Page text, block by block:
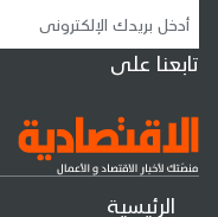
الرئيسية
تابعنا على